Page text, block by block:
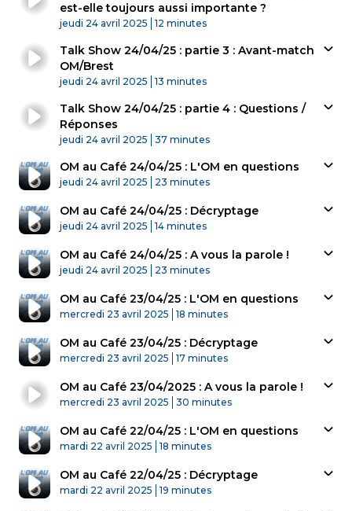
est-elle toujours aussi importante ?
Published At
jeudi 24 avril 2025 Time
12 minutes
Talk Show 24/04/25 : partie 3 : Avant-match
OM/Brest
Published At
jeudi 24 avril 2025 Time
13 minutes
Talk Show 24/04/25 : partie 4 : Questions /
Réponses
Published At
jeudi 24 avril 2025 Time
37 minutes
OM au Café 24/04/25 : L'OM en questions
Published At
jeudi 24 avril 2025 Time
23 minutes
OM au Café 24/04/25 : Décryptage
Published At
jeudi 24 avril 2025 Time
14 minutes
OM au Café 24/04/25 : A vous la parole !
Published At
jeudi 24 avril 2025 Time
23 minutes
OM au Café 23/04/25 : L'OM en questions
Published At
mercredi 23 avril 2025 Time
18 minutes
OM au Café 23/04/25 : Décryptage
Published At
mercredi 23 avril 2025 Time
17 minutes
OM au Café 23/04/2025 : A vous la parole !
Published At
mercredi 23 avril 2025 Time
30 minutes
OM au Café 22/04/25 : L'OM en questions
Published At
mardi 22 avril 2025 Time
18 minutes
OM au Café 22/04/25 : Décryptage
Published At
mardi 22 avril 2025 Time
19 minutes